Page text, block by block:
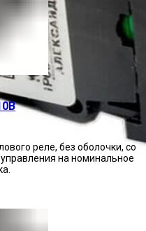
реле, без оболочки, со
на номинальное